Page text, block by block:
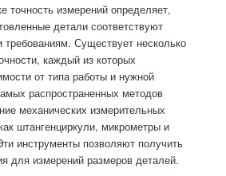
точность измерений определяет,
детали соответствуют
Существует несколько
каждый из которых
от типа работы и нужной
распространенных методов
механических измерительных
штангенциркули, микрометры и
инструменты позволяют получить
для измерений размеров деталей.